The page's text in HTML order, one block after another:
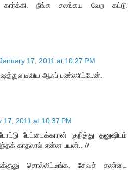
கார்க்கி. நீங்க சலங்கய வேற கட்டு
17, 2011 at 10:27 PM
டீவிய ஆஃப் பண்ணிட்டேன்.
17, 2011 at 10:37 PM
பேட்டைக்காரன் குறித்து தனுஷிடம்
காதலால் என்ன பயன்.. //
சொல்லிட்டீங்க. சேவச் சண்டை